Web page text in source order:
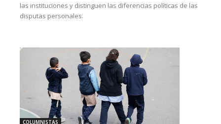
las instituciones y distinguen las diferencias políticas de las
disputas personales.
COLUMNISTAS